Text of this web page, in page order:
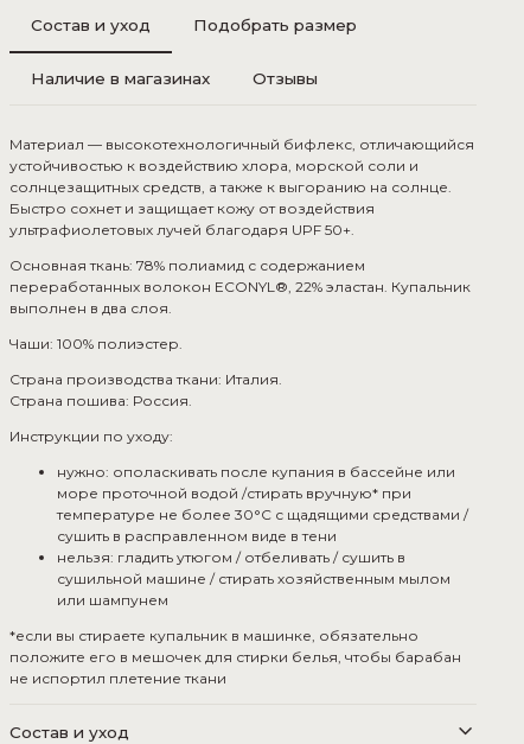
Состав и уход Подобрать размер
Наличие в магазинах Отзывы
Материал — высокотехнологичный бифлекс, отличающийся
устойчивостью к воздействию хлора, морской соли и
солнцезащитных средств, а также к выгоранию на солнце.
Быстро сохнет и защищает кожу от воздействия
ультрафиолетовых лучей благодаря UPF 50+.
Основная ткань: 78% полиамид с содержанием
переработанных волокон ECONYL®, 22% эластан. Купальник
выполнен в два слоя.
Чаши: 100% полиэстер.
Страна производства ткани: Италия.
Страна пошива: Россия.
Инструкции по уходу:
нужно: ополаскивать после купания в бассейне или
море проточной водой /стирать вручную* при
температуре не более 30°С с щадящими средствами /
сушить в расправленном виде в тени
нельзя: гладить утюгом / отбеливать / сушить в
сушильной машине / стирать хозяйственным мылом
или шампунем
*если вы стираете купальник в машинке, обязательно
положите его в мешочек для стирки белья, чтобы барабан
не испортил плетение ткани
Состав и уход